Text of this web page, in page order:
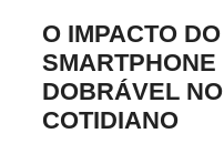
O IMPACTO DO
SMARTPHONE
DOBRÁVEL NO
COTIDIANO